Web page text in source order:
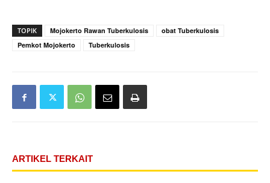
TOPIK Mojokerto Rawan Tuberkulosis
obat Tuberkulosis
Pemkot Mojokerto
Tuberkulosis
ARTIKEL TERKAIT